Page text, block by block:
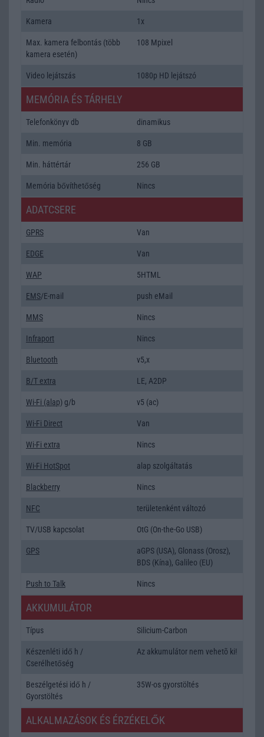
Kamera 1x
Max. kamera felbontás (több
kamera esetén)
108 Mpixel
Video lejátszás 1080p HD lejátszó
MEMÓRIA ÉS TÁRHELY
Telefonkönyv db dinamikus
Min. memória 8 GB
Min. háttértár 256 GB
Memória bővíthetőség Nincs
ADATCSERE
GPRS Van
EDGE Van
WAP 5HTML
EMS/E-mail push eMail
MMS Nincs
Infraport Nincs
Bluetooth v5,x
B/T extra LE, A2DP
Wi-Fi (alap) g/b v5 (ac)
Wi-Fi Direct Van
Wi-Fi extra Nincs
Wi-Fi HotSpot alap szolgáltatás
Blackberry Nincs
NFC területenként változó
TV/USB kapcsolat OtG (On-the-Go USB)
GPS
aGPS (USA), Glonass (Orosz),
BDS (Kína), Galileo (EU)
Push to Talk Nincs
AKKUMULÁTOR
Típus Silicium-Carbon
Készenléti idő h /
Cserélhetőség
Az akkumulátor nem vehetõ ki!
Beszélgetési idő h /
Gyorstöltés
35W-os gyorstöltés
ALKALMAZÁSOK ÉS ÉRZÉKELŐK